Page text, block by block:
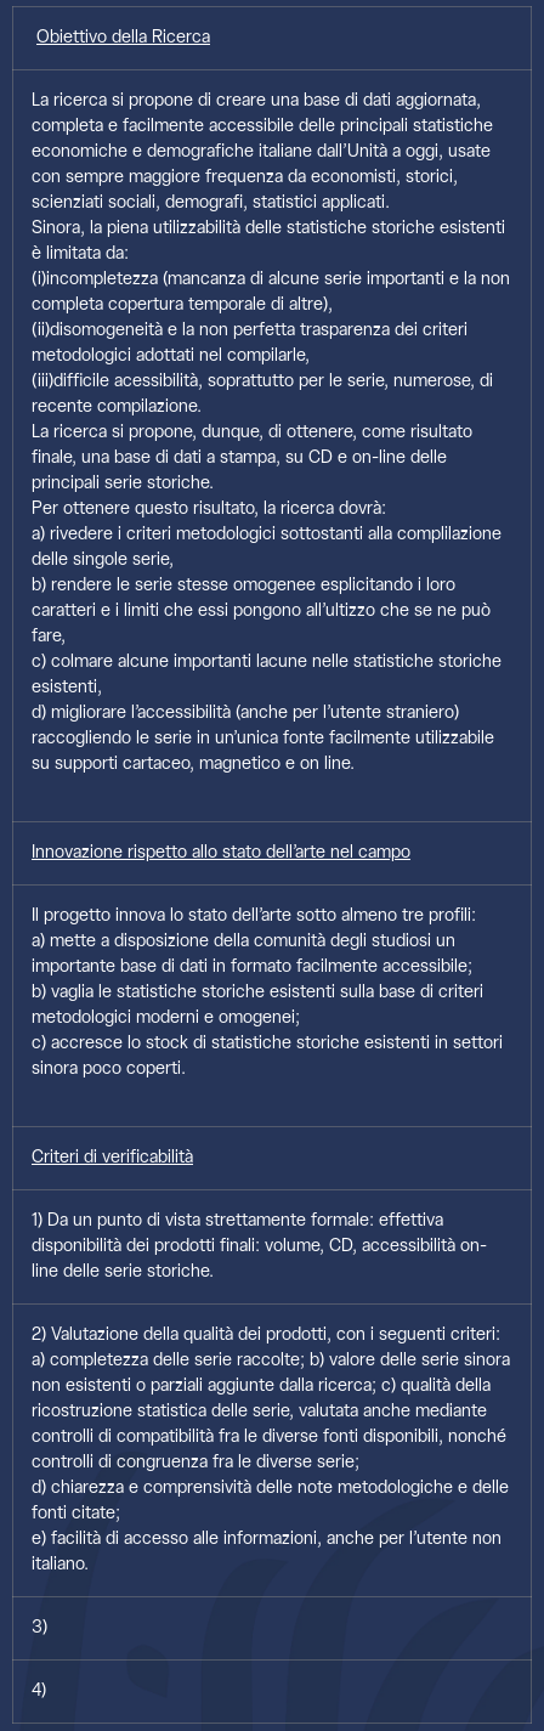
Obiettivo della Ricerca
La ricerca si propone di creare una base di dati aggiornata,
completa e facilmente accessibile delle principali statistiche
economiche e demografiche italiane dall’Unità a oggi, usate
con sempre maggiore frequenza da economisti, storici,
scienziati sociali, demografi, statistici applicati.
Sinora, la piena utilizzabilità delle statistiche storiche esistenti
è limitata da:
(i)incompletezza (mancanza di alcune serie importanti e la non
completa copertura temporale di altre),
(ii)disomogeneità e la non perfetta trasparenza dei criteri
metodologici adottati nel compilarle,
(iii)difficile acessibilità, soprattutto per le serie, numerose, di
recente compilazione.
La ricerca si propone, dunque, di ottenere, come risultato
finale, una base di dati a stampa, su CD e on-line delle
principali serie storiche.
Per ottenere questo risultato, la ricerca dovrà:
a) rivedere i criteri metodologici sottostanti alla complilazione
delle singole serie,
b) rendere le serie stesse omogenee esplicitando i loro
caratteri e i limiti che essi pongono all’ultizzo che se ne può
fare,
c) colmare alcune importanti lacune nelle statistiche storiche
esistenti,
d) migliorare l’accessibilità (anche per l’utente straniero)
raccogliendo le serie in un’unica fonte facilmente utilizzabile
su supporti cartaceo, magnetico e on line.
Innovazione rispetto allo stato dell’arte nel campo
Il progetto innova lo stato dell’arte sotto almeno tre profili:
a) mette a disposizione della comunità degli studiosi un
importante base di dati in formato facilmente accessibile;
b) vaglia le statistiche storiche esistenti sulla base di criteri
metodologici moderni e omogenei;
c) accresce lo stock di statistiche storiche esistenti in settori
sinora poco coperti.
Criteri di verificabilità
1) Da un punto di vista strettamente formale: effettiva
disponibilità dei prodotti finali: volume, CD, accessibilità on-
line delle serie storiche.
2) Valutazione della qualità dei prodotti, con i seguenti criteri:
a) completezza delle serie raccolte; b) valore delle serie sinora
non esistenti o parziali aggiunte dalla ricerca; c) qualità della
ricostruzione statistica delle serie, valutata anche mediante
controlli di compatibilità fra le diverse fonti disponibili, nonché
controlli di congruenza fra le diverse serie;
d) chiarezza e comprensività delle note metodologiche e delle
fonti citate;
e) facilità di accesso alle informazioni, anche per l’utente non
italiano.
3)
4)